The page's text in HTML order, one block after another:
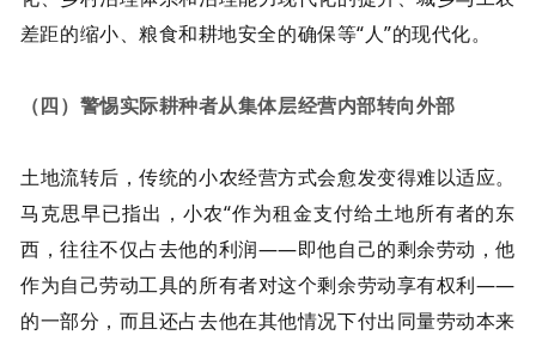
差距的缩小、粮食和耕地安全的确保等“人”的现代化。
（四）警惕实际耕种者从集体层经营内部转向外部
土地流转后，传统的小农经营方式会愈发变得难以适应。
马克思早已指出，小农“作为租金支付给土地所有者的东
西，往往不仅占去他的利润——即他自己的剩余劳动，他
作为自己劳动工具的所有者对这个剩余劳动享有权利——
的一部分，而且还占去他在其他情况下付出同量劳动本来